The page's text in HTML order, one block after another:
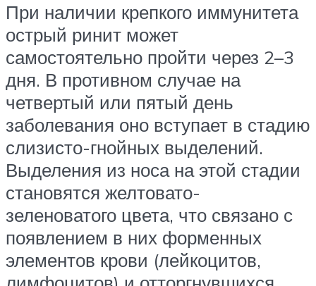
При наличии крепкого иммунитета
острый ринит может
самостоятельно пройти через 2–3
дня. В противном случае на
четвертый или пятый день
заболевания оно вступает в стадию
слизисто-гнойных выделений.
Выделения из носа на этой стадии
становятся желтовато-
зеленоватого цвета, что связано с
появлением в них форменных
элементов крови (лейкоцитов,